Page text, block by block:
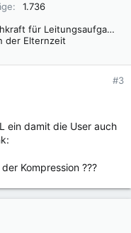
1.736
Krankenschwester, Fachkraft für Leitungsaufgaben in der Pflege (FLP)
der Elternzeit
#3
ein damit die User auch
Kompression ???